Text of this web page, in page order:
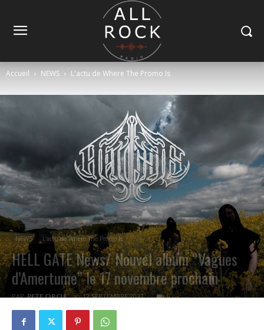
Accueil NEWS L'actu de Where The Promo Is
NEWS L'actu de Where The Promo Is
HELL GATE News/ Nouvel album “Vagues
d’Amertume” le 17 novembre prochain
PAR PETE CIRCLE 12 SEPTEMBRE 2023 0